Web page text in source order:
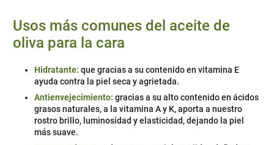
Usos más comunes del aceite de
oliva para la cara
Hidratante: que gracias a su contenido en vitamina E
ayuda contra la piel seca y agrietada.
Antienvejecimiento: gracias a su alto contenido en ácidos
grasos naturales, a la vitamina A y K, aporta a nuestro
rostro brillo, luminosidad y elasticidad, dejando la piel
más suave.